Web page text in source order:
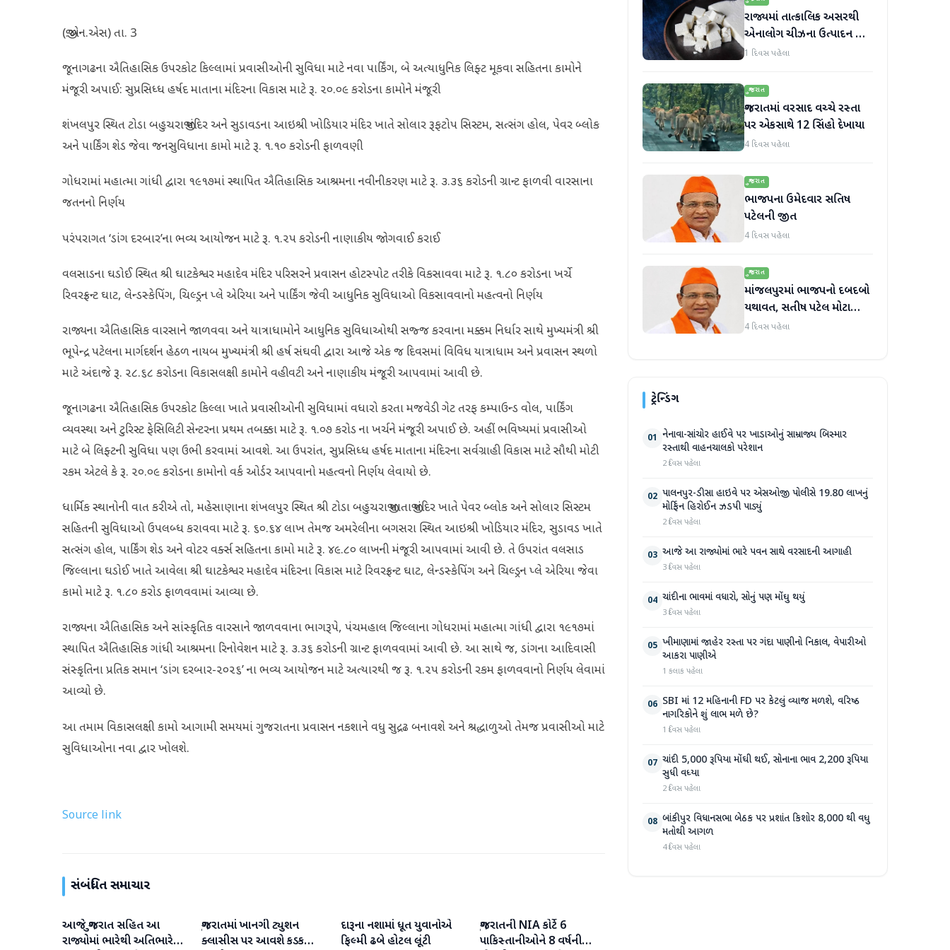
(જી.એન.એસ) તા. 3
જૂનાગઢના ઐતિહાસિક ઉપરકોટ કિલ્લામાં પ્રવાસીઓની સુવિધા માટે નવા પાર્કિંગ, બે અત્યાધુનિક લિફ્ટ મૂકવા સહિતના કામોને
મંજૂરી અપાઈ: સુપ્રસિધ્ધ હર્ષદ માતાના મંદિરના વિકાસ માટે રૂ. ૨૦.૦૯ કરોડના કામોને મંજૂરી
શંખલપુર સ્થિત ટોડા બહુચરાજી મંદિર અને સુડાવડના આઇશ્રી ખોડિયાર મંદિર ખાતે સોલાર રૂફટોપ સિસ્ટમ, સત્સંગ હોલ, પેવર બ્લોક
અને પાર્કિંગ શેડ જેવા જનસુવિધાના કામો માટે રૂ. ૧.૧૦ કરોડની ફાળવણી
ગોધરામાં મહાત્મા ગાંધી દ્વારા ૧૯૧૭માં સ્થાપિત ઐતિહાસિક આશ્રમના નવીનીકરણ માટે રૂ. ૩.૩૬ કરોડની ગ્રાન્ટ ફાળવી વારસાના
જતનનો નિર્ણય
પરંપરાગત ‘ડાંગ દરબાર’ના ભવ્ય આયોજન માટે રૂ. ૧.૨૫ કરોડની નાણાકીય જોગવાઈ કરાઈ
વલસાડના ઘડોઈ સ્થિત શ્રી ઘાટકેશ્વર મહાદેવ મંદિર પરિસરને પ્રવાસન હોટસ્પોટ તરીકે વિકસાવવા માટે રૂ. ૧.૮૦ કરોડના ખર્ચે
રિવરફ્રન્ટ ઘાટ, લેન્ડસ્કેપિંગ, ચિલ્ડ્રન પ્લે એરિયા અને પાર્કિંગ જેવી આધુનિક સુવિધાઓ વિકસાવવાનો મહત્વનો નિર્ણય
રાજ્યના ઐતિહાસિક વારસાને જાળવવા અને યાત્રાધામોને આધુનિક સુવિધાઓથી સજ્જ કરવાના મક્કમ નિર્ધાર સાથે મુખ્યમંત્રી શ્રી
ભૂપેન્દ્ર પટેલના માર્ગદર્શન હેઠળ નાયબ મુખ્યમંત્રી શ્રી હર્ષ સંઘવી દ્વારા આજે એક જ દિવસમાં વિવિધ યાત્રાધામ અને પ્રવાસન સ્થળો
માટે અંદાજે રૂ. ૨૮.૬૮ કરોડના વિકાસલક્ષી કામોને વહીવટી અને નાણાકીય મંજૂરી આપવામાં આવી છે.
જૂનાગઢના ઐતિહાસિક ઉપરકોટ કિલ્લા ખાતે પ્રવાસીઓની સુવિધામાં વધારો કરતા મજવેડી ગેટ તરફ કમ્પાઉન્ડ વોલ, પાર્કિંગ
વ્યવસ્થા અને ટુરિસ્ટ ફેસિલિટી સેન્ટરના પ્રથમ તબક્કા માટે રૂ. ૧.૦૭ કરોડ ના ખર્ચને મંજૂરી અપાઈ છે. અહીં ભવિષ્યમાં પ્રવાસીઓ
માટે બે લિફ્ટની સુવિધા પણ ઉભી કરવામાં આવશે. આ ઉપરાંત, સુપ્રસિધ્ધ હર્ષદ માતાના મંદિરના સર્વગ્રાહી વિકાસ માટે સૌથી મોટી
રકમ એટલે કે રૂ. ૨૦.૦૯ કરોડના કામોનો વર્ક ઓર્ડર આપવાનો મહત્વનો નિર્ણય લેવાયો છે.
ધાર્મિક સ્થાનોની વાત કરીએ તો, મહેસાણાના શંખલપુર સ્થિત શ્રી ટોડા બહુચરાજી માતાજી મંદિર ખાતે પેવર બ્લોક અને સોલાર સિસ્ટમ
સહિતની સુવિધાઓ ઉપલબ્ધ કરાવવા માટે રૂ. ૬૦.૬૪ લાખ તેમજ અમરેલીના બગસરા સ્થિત આઇશ્રી ખોડિયાર મંદિર, સુડાવડ ખાતે
સત્સંગ હોલ, પાર્કિંગ શેડ અને વોટર વર્ક્સ સહિતના કામો માટે રૂ. ૪૯.૮૦ લાખની મંજૂરી આપવામાં આવી છે. તે ઉપરાંત વલસાડ
જિલ્લાના ઘડોઈ ખાતે આવેલા શ્રી ઘાટકેશ્વર મહાદેવ મંદિરના વિકાસ માટે રિવરફ્રન્ટ ઘાટ, લેન્ડસ્કેપિંગ અને ચિલ્ડ્રન પ્લે એરિયા જેવા
કામો માટે રૂ. ૧.૮૦ કરોડ ફાળવવામાં આવ્યા છે.
રાજ્યના ઐતિહાસિક અને સાંસ્કૃતિક વારસાને જાળવવાના ભાગરૂપે, પંચમહાલ જિલ્લાના ગોધરામાં મહાત્મા ગાંધી દ્વારા ૧૯૧૭માં
સ્થાપિત ઐતિહાસિક ગાંધી આશ્રમના રિનોવેશન માટે રૂ. ૩.૩૬ કરોડની ગ્રાન્ટ ફાળવવામાં આવી છે. આ સાથે જ, ડાંગના આદિવાસી
સંસ્કૃતિના પ્રતિક સમાન ‘ડાંગ દરબાર-૨૦૨૬’ ના ભવ્ય આયોજન માટે અત્યારથી જ રૂ. ૧.૨૫ કરોડની રકમ ફાળવવાનો નિર્ણય લેવામાં
આવ્યો છે.
આ તમામ વિકાસલક્ષી કામો આગામી સમયમાં ગુજરાતના પ્રવાસન નકશાને વધુ સુદ્રઢ બનાવશે અને શ્રદ્ધાળુઓ તેમજ પ્રવાસીઓ માટે
સુવિધાઓના નવા દ્વાર ખોલશે.
Source link
સંબંધિત સમાચાર
ગુજરાત
આજે ગુજરાત સહિત આ
રાજ્યોમાં ભારેથી અતિભારે
ગુજરાત
ગુજરાતમાં ખાનગી ટ્યુશન
ક્લાસીસ પર આવશે કડક
ગુજરાત
દારૂના નશામાં ધૂત યુવાનોએ
ફિલ્મી ઢબે હોટલ લૂંટી
ગુજરાત
ગુજરાતની NIA કોર્ટે 6
પાકિસ્તાનીઓને 8 વર્ષની
રાજ્યમાં તાત્કાલિક અસરથી
એનાલોગ ચીઝના ઉત્પાદન અને
વેચાણ પર પ્રતિબંધ.
1 દિવસ પહેલા
ગુજરાત
ગુજરાતમાં વરસાદ વચ્ચે રસ્તા
પર એકસાથે 12 સિંહો દેખાયા
4 દિવસ પહેલા
ગુજરાત
ભાજપના ઉમેદવાર સતિષ
પટેલની જીત
4 દિવસ પહેલા
ગુજરાત
માંજલપુરમાં ભાજપનો દબદબો
યથાવત, સતીષ પટેલ મોટા
માર્જિનથી આગળ
4 દિવસ પહેલા
ટ્રેન્ડિંગ
01 નેનાવા-સાંચોર હાઈવે પર ખાડાઓનું સામ્રાજ્ય બિસ્માર
રસ્તાથી વાહનચાલકો પરેશાન
2 દિવસ પહેલા
02 પાલનપુર-ડીસા હાઇવે પર એસઓજી પોલીસે 19.80 લાખનું
મોર્ફિન હિરોઈન ઝડપી પાડ્યું
2 દિવસ પહેલા
03 આજે આ રાજ્યોમાં ભારે પવન સાથે વરસાદની આગાહી
3 દિવસ પહેલા
04 ચાંદીના ભાવમાં વધારો, સોનું પણ મોંઘુ થયું
3 દિવસ પહેલા
05 ખીમાણામાં જાહેર રસ્તા પર ગંદા પાણીનો નિકાલ, વેપારીઓ
આકરા પાણીએ
1 કલાક પહેલા
06 SBI માં 12 મહિનાની FD પર કેટલું વ્યાજ મળશે, વરિષ્ઠ
નાગરિકોને શું લાભ મળે છે?
1 દિવસ પહેલા
07 ચાંદી 5,000 રૂપિયા મોંઘી થઈ, સોનાના ભાવ 2,200 રૂપિયા
સુધી વધ્યા
2 દિવસ પહેલા
08 બાંકીપુર વિધાનસભા બેઠક પર પ્રશાંત કિશોર 8,000 થી વધુ
મતોથી આગળ
4 દિવસ પહેલા